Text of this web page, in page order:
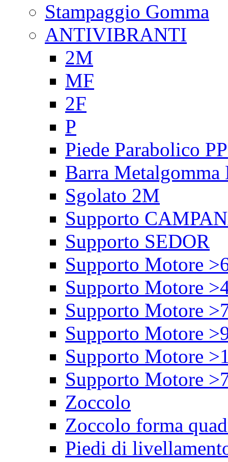
Stampaggio Gomma
ANTIVIBRANTI
2M
MF
2F
P
Piede Parabolico
Barra Metalgomma
Sgolato 2M
Supporto
Supporto SEDOR
Supporto Motore
Supporto Motore
Supporto Motore
Supporto Motore
Supporto Motore
Supporto Motore
Zoccolo
Zoccolo forma
Piedi di